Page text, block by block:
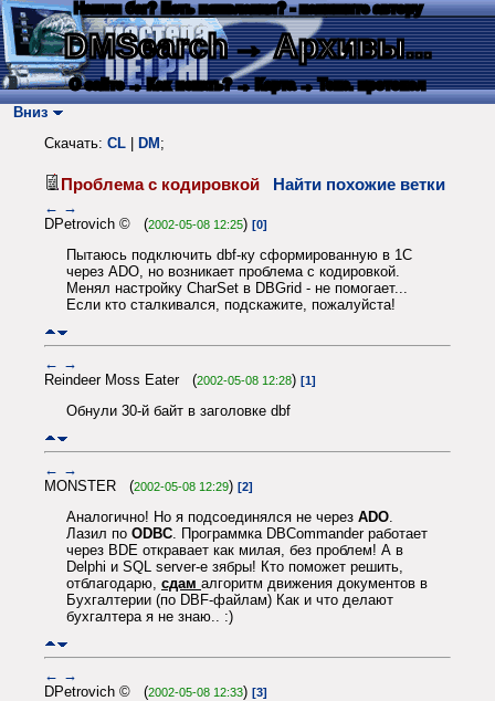
Нашли баг? Есть пожелания? - напишите автору
DMSearch→ Архивы...
О сайте → Как искать? → Карта → Текс. протокол
Вниз
Скачать: CL DM ;
Проблема с кодировкой Найти похожие ветки
← →
DPetrovich © (2002-05-08 12:25) [0]
Пытаюсь подключить dbf-ку сформированную в 1C
через ADO, но возникает проблема с кодировкой.
Менял настройку CharSet в DBGrid - не помогает...
Если кто сталкивался, подскажите, пожалуйста!
← →
Reindeer Moss Eater (2002-05-08 12:28) [1]
Обнули 30-й байт в заголовке dbf
← →
MONSTER (2002-05-08 12:29) [2]
Аналогично! Но я подсоединялся не через ADO.
Лазил по ODBC. Программка DBCommander работает
через BDE откравает как милая, без проблем! А в
Delphi и SQL server-е зябры! Кто поможет решить,
отблагодарю, сдам алгоритм движения документов в
Бухгалтерии (по DBF-файлам) Как и что делают
бухгалтера я не знаю.. :)
← →
DPetrovich © (2002-05-08 12:33) [3]